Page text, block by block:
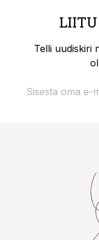
Telli uudiskiri